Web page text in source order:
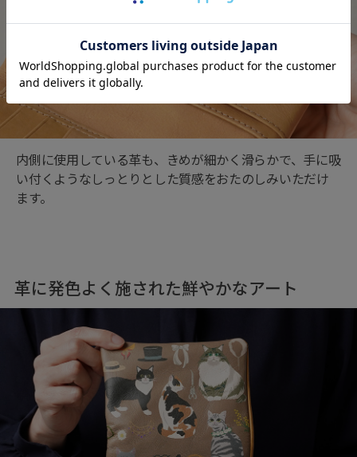
内側に使用している革も、きめが細かく滑らかで、手に吸
い付くようなしっとりとした質感をおたのしみいただけ
ます。
革に発色よく施された鮮やかなアート